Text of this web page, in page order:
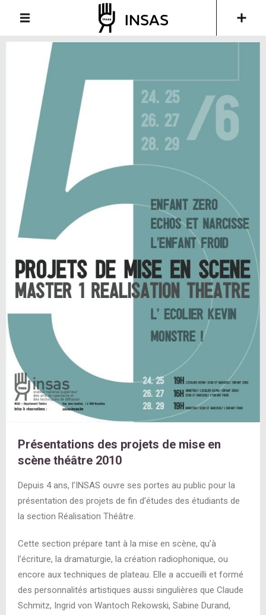
Présentations des projets de mise en
scène théâtre 2010
Depuis 4 ans, l’INSAS ouvre ses portes au public pour la
présentation des projets de fin d’études des étudiants de
la section Réalisation Théâtre.
Cette section prépare tant à la mise en scène, qu’à
l’écriture, la dramaturgie, la création radiophonique, ou
encore aux techniques de plateau. Elle a accueilli et formé
des personnalités artistiques aussi singulières que Claude
Schmitz, Ingrid von Wantoch Rekowski, Sabine Durand,